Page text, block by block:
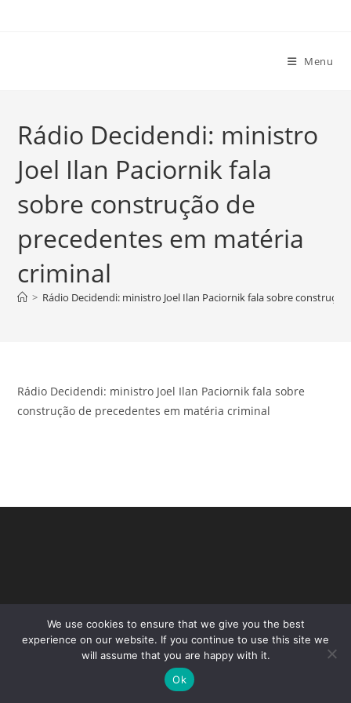
Menu
Rádio Decidendi: ministro
Joel Ilan Paciornik fala
sobre construção de
precedentes em matéria
criminal
> Rádio Decidendi: ministro Joel Ilan Paciornik fala sobre
Rádio Decidendi: ministro Joel Ilan Paciornik fala sobre
construção de precedentes em matéria criminal
Copyright - WordPress Theme by OceanWP
We use cookies to ensure that we give you the best
experience on our website. If you continue to use this site we
will assume that you are happy with it.
Ok